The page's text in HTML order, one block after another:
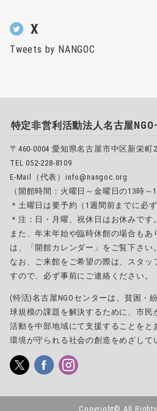
X
Tweets by NANGOC
特定非営利活動法人名古屋NGO
〒460-0004 愛知県名古屋市中区新栄町
TEL 052-228-8109
E-Mail（代表）info@nangoc.org
（開館時間：火曜日～金曜日の13時～
＊土曜日は要予約（1週間前までに必
＊注：日・月曜、祝休日はお休みです。
また、年末年始や臨時休館の場合もあ
は、「開館カレンダー」をご覧下さい。
なお、ご来館をご希望の際は、スタッ
すので、必ず事前にご連絡ください。
(特活)名古屋NGOセンターは、貧困・
球規模の課題を解決するために、市民
活動を中部地域にて支援することをと
環境が守られる社会の創造をめざして
Copyright© All Rights